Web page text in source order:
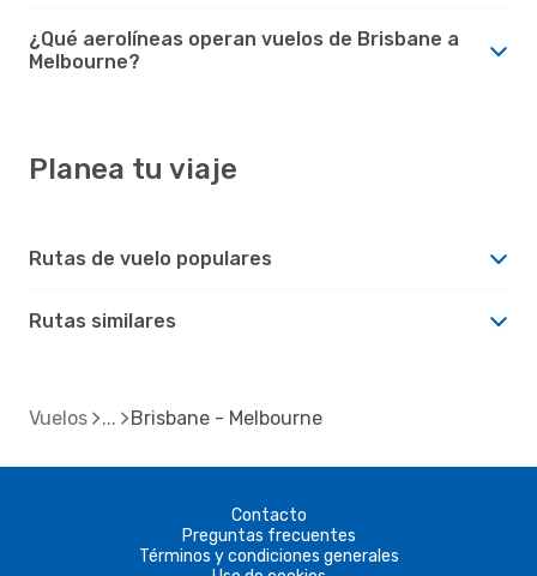
¿Qué aerolíneas operan vuelos de Brisbane a
Melbourne?
Planea tu viaje
Rutas de vuelo populares
Rutas similares
Vuelos Brisbane - Melbourne
Contacto
Preguntas frecuentes
Términos y condiciones generales